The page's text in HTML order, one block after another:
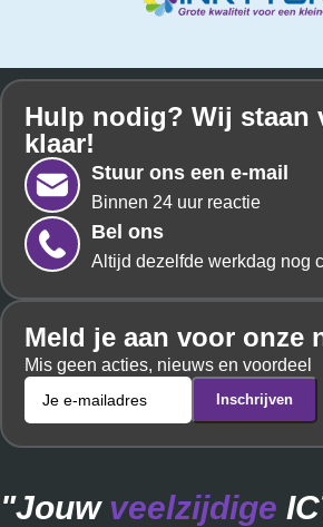
Hulp nodig? Wij staan
klaar!
Stuur ons een e-mail
Binnen 24 uur reactie
Bel ons
Altijd dezelfde werkdag nog
Meld je aan voor onze
Mis geen acties, nieuws en voordeel
"Jouw veelzijdige